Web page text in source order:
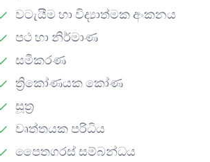
වටැයීම හා විද්‍යාත්මක අංකනය
පථ හා නිර්මාණ
සමීකරණ
ත්‍රිකෝණයක කෝණ
සූත්‍ර
වෘත්තයක පරිධිය
පෛතගරස් සම්බන්ධය